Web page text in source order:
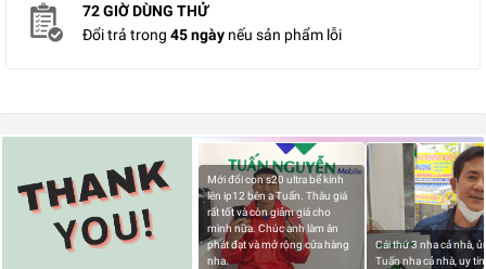
72 GIỜ DÙNG THỬ
Đổi trả trong 45 ngày nếu sản phẩm lỗi
Mới đổi con s20 ultra bể kính
lên ip12 bên a Tuấn. Thâu giá
rất tốt và còn giảm giá cho
mình nữa. Chúc anh làm ăn
phát đạt và mở rộng cửa hàng
nha.
Cái thứ 3 nha cả nhà,
Tuấn nha cả nhà, uy